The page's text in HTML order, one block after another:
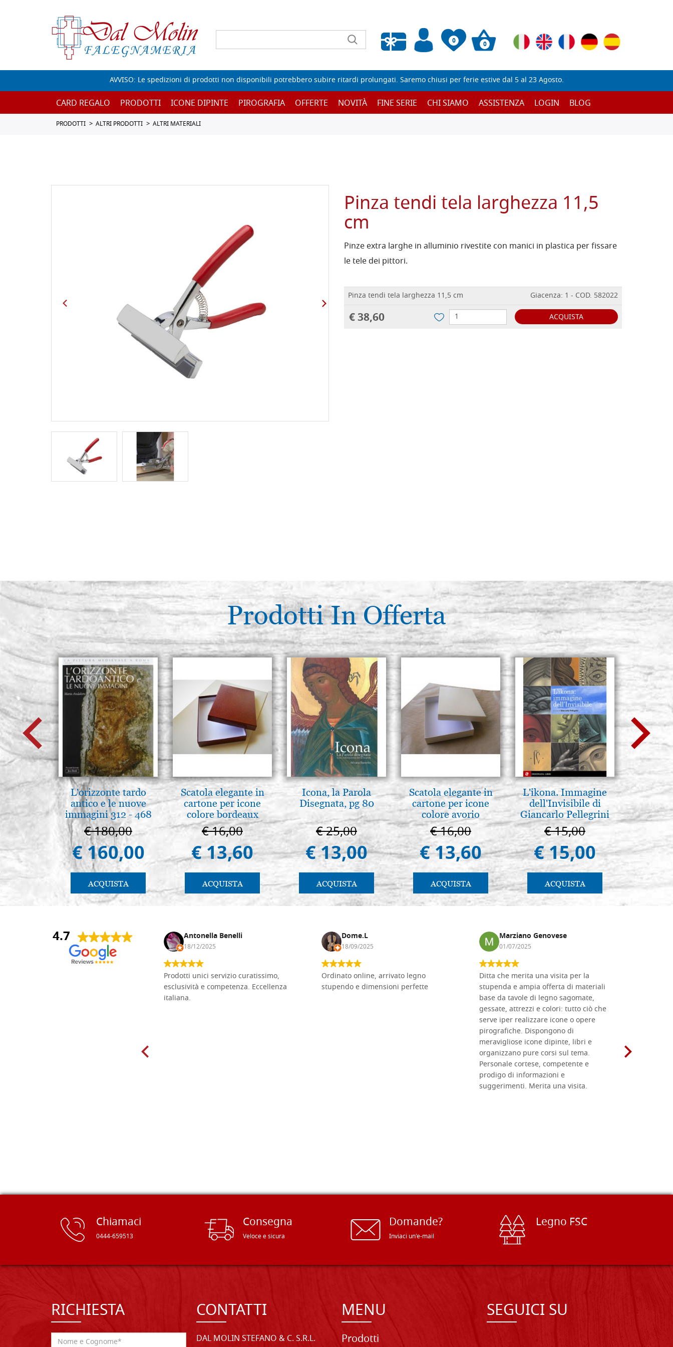
0
Wishlist vuota
0
AVVISO: Le spedizioni di prodotti non disponibili potrebbero subire ritardi prolungati. Saremo chiusi per ferie estive dal 5 al 23 Agosto.
CARD REGALO PRODOTTI ICONE DIPINTE PIROGRAFIA OFFERTE NOVITÀ FINE SERIE CHI SIAMO ASSISTENZA LOGIN BLOG
PRODOTTI ALTRI PRODOTTI ALTRI MATERIALI
Pinza tendi tela larghezza 11,5
cm
Pinze extra larghe in alluminio rivestite con manici in plastica per fissare
le tele dei pittori.
Pinza tendi tela larghezza 11,5 cm Giacenza: 1 - COD. 582022
€ 38,60 ACQUISTA
Prodotti In Offerta
L'orizzonte tardo
antico e le nuove
immagini 312 - 468
€ 180,00
€ 160,00
ACQUISTA
Scatola elegante in
cartone per icone
colore bordeaux
€ 16,00
€ 13,60
ACQUISTA
Icona, la Parola
Disegnata, pg 80
€ 25,00
€ 13,00
ACQUISTA
Scatola elegante in
cartone per icone
colore avorio
€ 16,00
€ 13,60
ACQUISTA
L'ikona. Immagine
dell'Invisibile di
Giancarlo Pellegrini
€ 15,00
€ 15,00
ACQUISTA
Madre
€
4.7
Andrea Monguzzi Antonella Benelli
18/12/2025
Prodotti unici servizio curatissimo,
esclusività e competenza. Eccellenza
italiana.
Dome.L
18/09/2025
Ordinato online, arrivato legno
stupendo e dimensioni perfette
Marziano Genovese
01/07/2025
Ditta che merita una visita per la
stupenda e ampia offerta di materiali
base da tavole di legno sagomate,
gessate, attrezzi e colori: tutto ciò che
serve iper realizzare icone o opere
pirografiche. Dispongono di
meravigliose icone dipinte, libri e
organizzano pure corsi sul tema.
Personale cortese, competente e
prodigo di informazioni e
suggerimenti. Merita una visita.
Chiamaci
0444-659513
Consegna
Veloce e sicura
Domande?
Inviaci un'e-mail
Legno FSC
RICHIESTA CONTATTI
DAL MOLIN STEFANO & C. S.R.L.
MENU
Prodotti
SEGUICI SU